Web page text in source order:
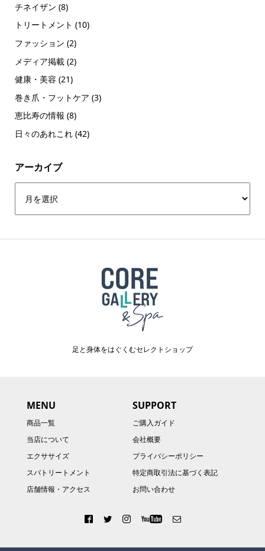
チネイザン (8)
トリートメント (10)
ファッション (2)
メディア掲載(2)
健康・美容 (21)
巻き爪・フットケア (3)
恵比寿の情報 (8)
日々のあれこれ(42)
アーカイブ
足と身体をはぐくむセレクトショップ
MENU
商品一覧
当店について
エクササイズ
スパトリートメント
店舗情報・アクセス
SUPPORT
ご購入ガイド
会社概要
プライバシーポリシー
特定商取引法に基づく表記
お問い合わせ